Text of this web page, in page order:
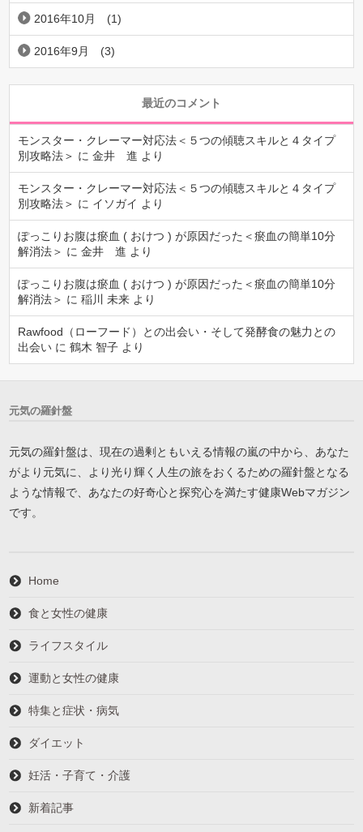
2016年10月 (1)
2016年9月 (3)
最近のコメント
モンスター・クレーマー対応法＜５つの傾聴スキルと４タイプ
別攻略法＞ に金井 進 より
モンスター・クレーマー対応法＜５つの傾聴スキルと４タイプ
別攻略法＞ に イソガイ より
ぽっこりお腹は瘀血 ( おけつ ) が原因だった＜瘀血の簡単10分
解消法＞ に金井 進 より
ぽっこりお腹は瘀血 ( おけつ ) が原因だった＜瘀血の簡単10分
解消法＞ に稲川 未来 より
Rawfood（ローフード）との出会い・そして発酵食の魅力との
出会い に鶴木 智子 より
元気の羅針盤
元気の羅針盤は、現在の過剰ともいえる情報の嵐の中から、あなた
がより元気に、より光り輝く人生の旅をおくるための羅針盤となる
ような情報で、あなたの好奇心と探究心を満たす健康Webマガジン
です。
Home
食と女性の健康
ライフスタイル
運動と女性の健康
特集と症状・病気
ダイエット
妊活・子育て・介護
新着記事